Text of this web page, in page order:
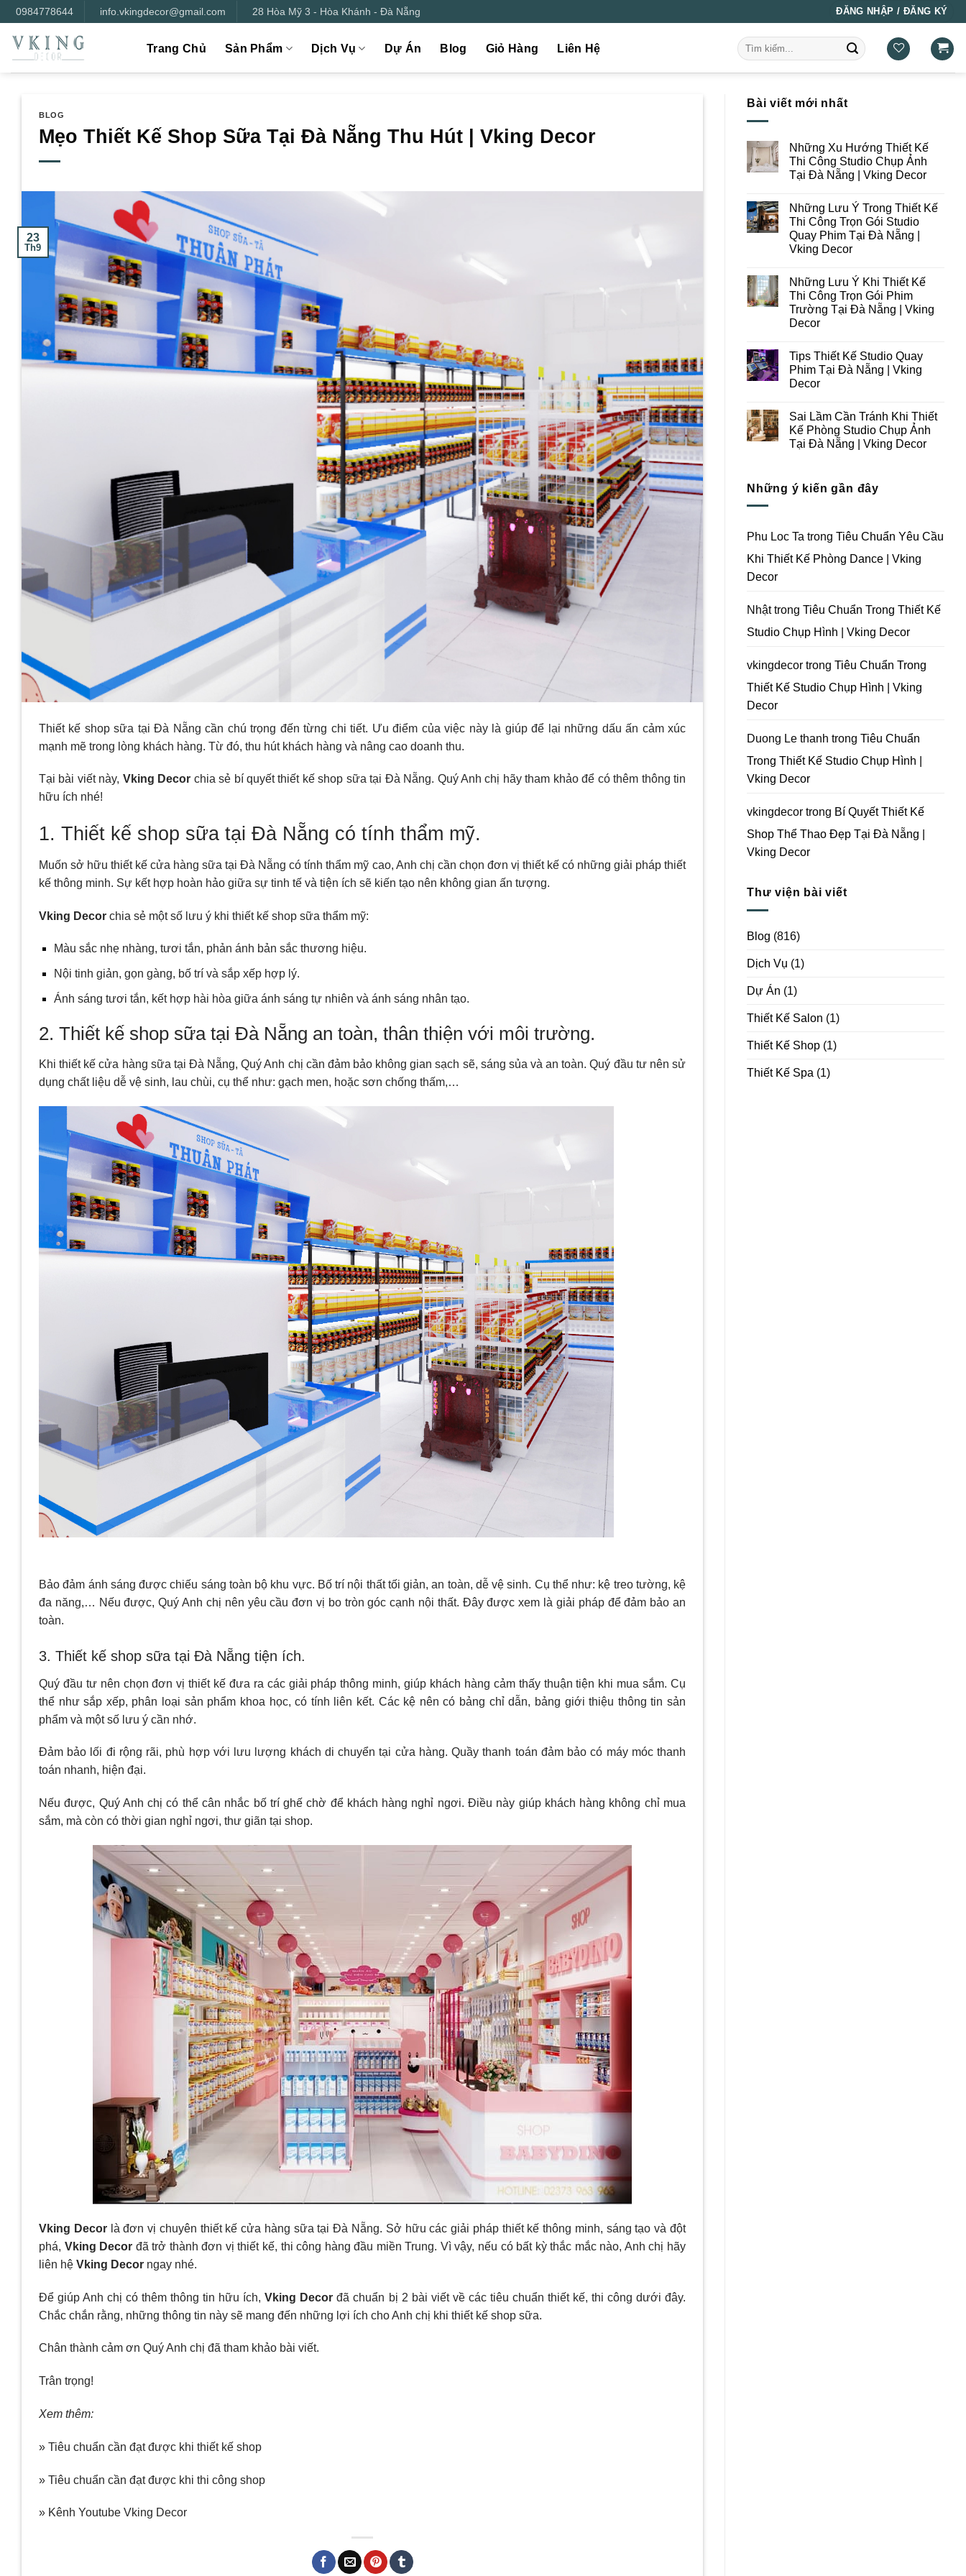
qua
nội
dung
0984778644 info.vkingdecor@gmail.com 28 Hòa Mỹ 3 - Hòa Khánh - Đà Nẵng ĐĂNG NHẬP / ĐĂNG KÝ
Trang Chủ Sản Phẩm Dịch Vụ Dự Án Blog Giỏ Hàng Liên Hệ
Tìm
kiếm:
BLOG
Mẹo Thiết Kế Shop Sữa Tại Đà Nẵng Thu Hút | Vking Decor
23
Th9
Thiết kế shop sữa tại Đà Nẵng cần chú trọng đến từng chi tiết. Ưu điểm của việc này là giúp để lại những dấu ấn cảm xúc
mạnh mẽ trong lòng khách hàng. Từ đó, thu hút khách hàng và nâng cao doanh thu.
Tại bài viết này, Vking Decor chia sẻ bí quyết thiết kế shop sữa tại Đà Nẵng. Quý Anh chị hãy tham khảo để có thêm thông tin
hữu ích nhé!
1. Thiết kế shop sữa tại Đà Nẵng có tính thẩm mỹ.
Muốn sở hữu thiết kế cửa hàng sữa tại Đà Nẵng có tính thẩm mỹ cao, Anh chị cần chọn đơn vị thiết kế có những giải pháp thiết
kế thông minh. Sự kết hợp hoàn hảo giữa sự tinh tế và tiện ích sẽ kiến tạo nên không gian ấn tượng.
Vking Decor chia sẻ một số lưu ý khi thiết kế shop sữa thẩm mỹ:
Màu sắc nhẹ nhàng, tươi tắn, phản ánh bản sắc thương hiệu.
Nội tinh giản, gọn gàng, bố trí và sắp xếp hợp lý.
Ánh sáng tươi tắn, kết hợp hài hòa giữa ánh sáng tự nhiên và ánh sáng nhân tạo.
2. Thiết kế shop sữa tại Đà Nẵng an toàn, thân thiện với môi trường.
Khi thiết kế cửa hàng sữa tại Đà Nẵng, Quý Anh chị cần đảm bảo không gian sạch sẽ, sáng sủa và an toàn. Quý đầu tư nên sử
dụng chất liệu dễ vệ sinh, lau chùi, cụ thể như: gạch men, hoặc sơn chống thấm,…
Bảo đảm ánh sáng được chiếu sáng toàn bộ khu vực. Bố trí nội thất tối giản, an toàn, dễ vệ sinh. Cụ thể như: kệ treo tường, kệ
đa năng,… Nếu được, Quý Anh chị nên yêu cầu đơn vị bo tròn góc cạnh nội thất. Đây được xem là giải pháp để đảm bảo an
toàn.
3. Thiết kế shop sữa tại Đà Nẵng tiện ích.
Quý đầu tư nên chọn đơn vị thiết kế đưa ra các giải pháp thông minh, giúp khách hàng cảm thấy thuận tiện khi mua sắm. Cụ
thể như sắp xếp, phân loại sản phẩm khoa học, có tính liên kết. Các kệ nên có bảng chỉ dẫn, bảng giới thiệu thông tin sản
phẩm và một số lưu ý cần nhớ.
Đảm bảo lối đi rộng rãi, phù hợp với lưu lượng khách di chuyển tại cửa hàng. Quầy thanh toán đảm bảo có máy móc thanh
toán nhanh, hiện đại.
Nếu được, Quý Anh chị có thể cân nhắc bố trí ghế chờ để khách hàng nghỉ ngơi. Điều này giúp khách hàng không chỉ mua
sắm, mà còn có thời gian nghỉ ngơi, thư giãn tại shop.
Vking Decorlà đơn vị chuyên thiết kế cửa hàng sữa tại Đà Nẵng. Sở hữu các giải pháp thiết kế thông minh, sáng tạo và đột
phá, Vking Decor đã trở thành đơn vị thiết kế, thi công hàng đầu miền Trung. Vì vậy, nếu có bất kỳ thắc mắc nào, Anh chị hãy
liên hệ Vking Decor ngay nhé.
Để giúp Anh chị có thêm thông tin hữu ích,Vking Decor đã chuẩn bị 2 bài viết về các tiêu chuẩn thiết kế, thi công dưới đây.
Chắc chắn rằng, những thông tin này sẽ mang đến những lợi ích cho Anh chị khi thiết kế shop sữa.
Chân thành cảm ơn Quý Anh chị đã tham khảo bài viết.
Trân trọng!
Xem thêm:
» Tiêu chuẩn cần đạt được khi thiết kế shop
» Tiêu chuẩn cần đạt được khi thi công shop
» Kênh Youtube Vking Decor
Bài viết mới nhất
Những Xu Hướng Thiết Kế
Thi Công Studio Chụp Ảnh
Tại Đà Nẵng | Vking Decor
bình
luận
ở
Những
Xu
Hướng
Thi
Công
Studio
Chụp
Ảnh
Tại
Vking
Decor
Những Lưu Ý Trong Thiết Kế
Thi Công Trọn Gói Studio
Quay Phim Tại Đà Nẵng |
Vking Decor
bình
luận
ở
Những
Lưu
Ý
Kế
Thi
Công
Trọn
Quay
Phim
Tại
Đà
Nẵng
Những Lưu Ý Khi Thiết Kế
Thi Công Trọn Gói Phim
Trường Tại Đà Nẵng | Vking
Decor
bình
luận
ở
Những
Khi
Thiết
Kế
Thi
Công
Trường
Tại
Vking
Decor
Tips Thiết Kế Studio Quay
Phim Tại Đà Nẵng | Vking
Decor
bình
luận
ở
Tips
Quay
Phim
Vking
Sai Lầm Cần Tránh Khi Thiết
Kế Phòng Studio Chụp Ảnh
Tại Đà Nẵng | Vking Decor
luận
ở
Tránh
Khi
Kế
Tại
Đà
Nẵng
|
Những ý kiến gần đây
Phu Loc Ta trong Tiêu Chuẩn Yêu Cầu
Khi Thiết Kế Phòng Dance | Vking
Decor
Nhậttrong Tiêu Chuẩn Trong Thiết Kế
Studio Chụp Hình | Vking Decor
vkingdecor trong Tiêu Chuẩn Trong
Thiết Kế Studio Chụp Hình | Vking
Decor
Duong Le thanh trong Tiêu Chuẩn
Trong Thiết Kế Studio Chụp Hình |
Vking Decor
vkingdecor trong Bí Quyết Thiết Kế
Shop Thể Thao Đẹp Tại Đà Nẵng |
Vking Decor
Thư viện bài viết
Blog (816)
Dịch Vụ (1)
Dự Án (1)
Thiết Kế Salon (1)
Thiết Kế Shop (1)
Thiết Kế Spa (1)